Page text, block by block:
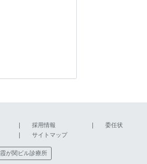
採用情報
委任状
サイトマップ
霞が関ビル診療所